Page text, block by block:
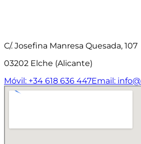
C/. Josefina Manresa Quesada, 107
03202 Elche (Alicante)
Móvil: +34 618 636 447Email: